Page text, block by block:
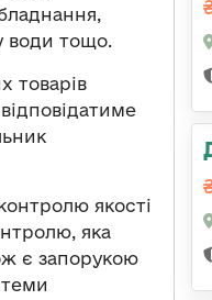
води тощо.
товарів
якості
яка
є запорукою